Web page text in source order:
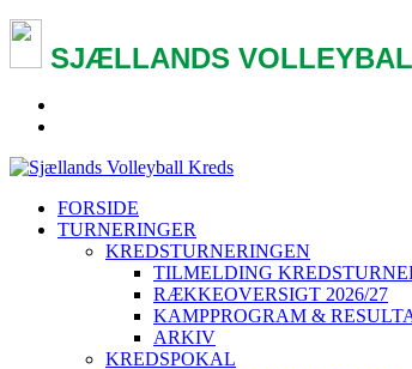
SJÆLLANDS
FORSIDE
TURNERINGER
KREDSTURNERINGEN
TILMELDING
RÆKKEOVERSIGT 2026/27
KAMPPROGRAM &
ARKIV
KREDSPOKAL